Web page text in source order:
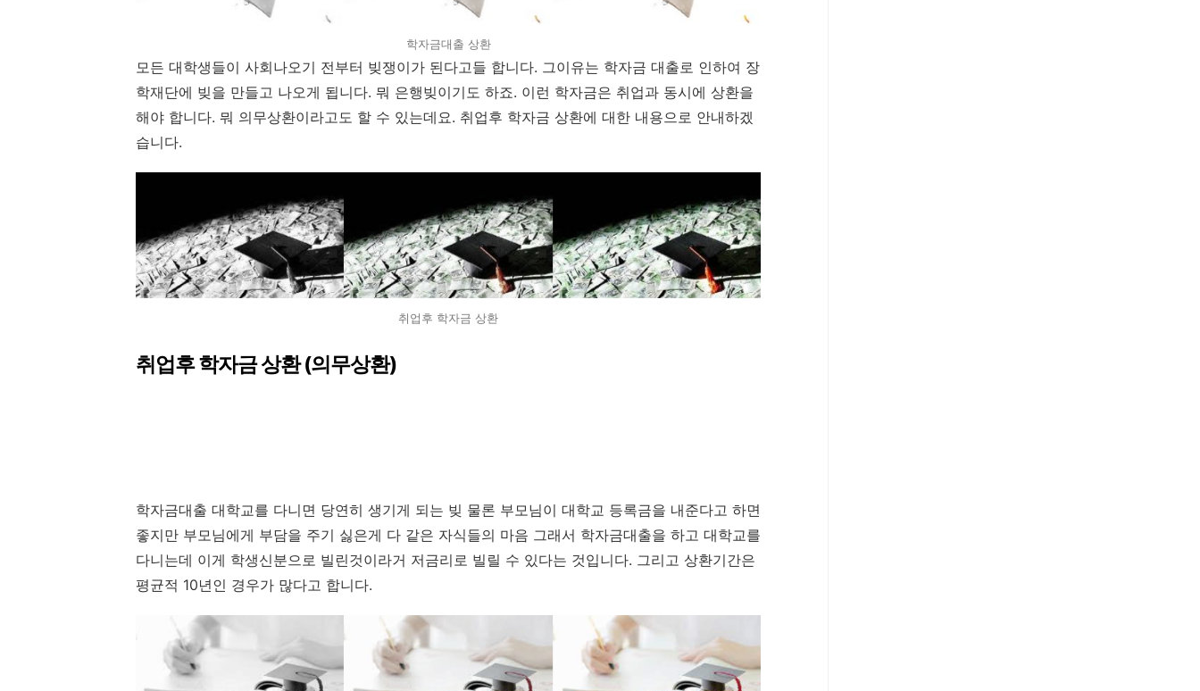
학자금대출 상환
모든 대학생들이 사회나오기 전부터 빚쟁이가 된다고들 합니다. 그이유는 학자금 대출로 인하여 장
학재단에 빚을 만들고 나오게 됩니다. 뭐 은행빚이기도 하죠. 이런 학자금은 취업과 동시에 상환을
해야 합니다. 뭐 의무상환이라고도 할 수 있는데요. 취업후 학자금 상환에 대한 내용으로 안내하겠
습니다.
취업후 학자금 상환
취업후 학자금 상환 (의무상환)
학자금대출 대학교를 다니면 당연히 생기게 되는 빚 물론 부모님이 대학교 등록금을 내준다고 하면
좋지만 부모님에게 부담을 주기 싫은게 다 같은 자식들의 마음 그래서 학자금대출을 하고 대학교를
다니는데 이게 학생신분으로 빌린것이라거 저금리로 빌릴 수 있다는 것입니다. 그리고 상환기간은
평균적 10년인 경우가 많다고 합니다.